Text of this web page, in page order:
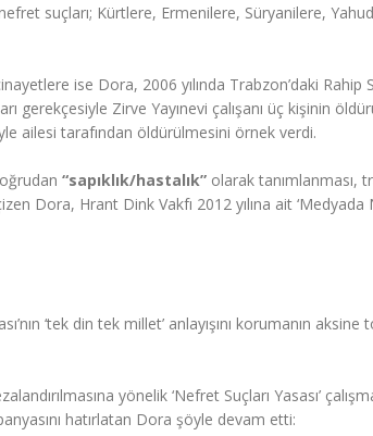
suçları; Kürtlere, Ermenilere, Süryanilere,
ise Dora, 2006 yılında Trabzon’daki
gerekçesiyle Zirve Yayınevi çalışanı üç kişinin
ailesi tarafından öldürülmesini örnek verdi.
“sapıklık/hastalık” olarak tanımlanması,
Dora, Hrant Dink Vakfı 2012 yılına ait
‘tek din tek millet’ anlayışını korumanın
yönelik ‘Nefret Suçları Yasası’
hatırlatan Dora şöyle devam etti: